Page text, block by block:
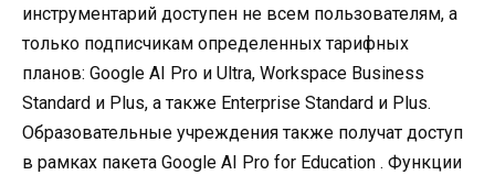
инструментарий доступен не всем пользователям, а
только подписчикам определенных тарифных
планов: Google AI Pro и Ultra, Workspace Business
Standard и Plus, а также Enterprise Standard и Plus.
Образовательные учреждения также получат доступ
в рамках пакета Google AI Pro for Education . Функции